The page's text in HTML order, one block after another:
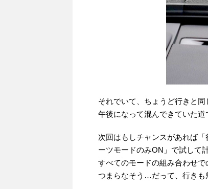
それでいて、ちょうど行きと
午後になって混んできていた
次回はもしチャンスがあれば
ーツモードのみON」で試して
すべてのモードの組み合わせ
つまらなそう…だって、行きも